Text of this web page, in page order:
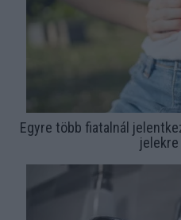
Egyre több fiatalnál